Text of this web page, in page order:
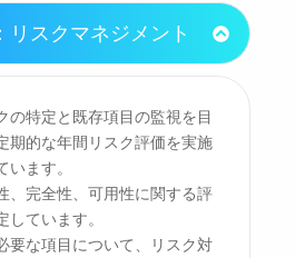
リスクマネジメント
の特定と既存項目の監視を目
期的な年間リスク評価を実施
います。
、完全性、可用性に関する評
ています。
要な項目について、リスク対